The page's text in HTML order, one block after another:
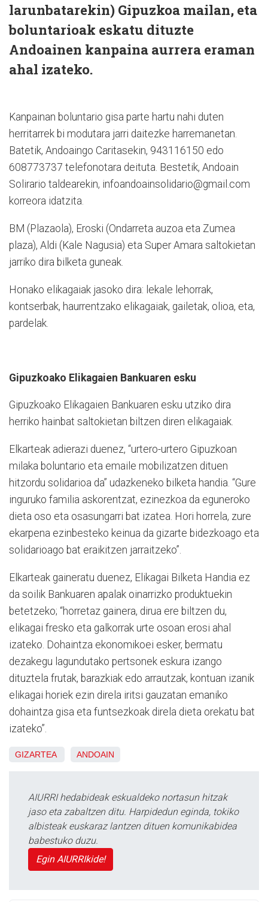
larunbatarekin) Gipuzkoa mailan, eta
boluntarioak eskatu dituzte
Andoainen kanpaina aurrera eraman
ahal izateko.
Kanpainan boluntario gisa parte hartu nahi duten
herritarrek bi modutara jarri daitezke harremanetan.
Batetik, Andoaingo Caritasekin, 943116150 edo
608773737 telefonotara deituta. Bestetik, Andoain
Solirario taldearekin, infoandoainsolidario@gmail.com
korreora idatzita.
BM (Plazaola), Eroski (Ondarreta auzoa eta Zumea
plaza), Aldi (Kale Nagusia) eta Super Amara saltokietan
jarriko dira bilketa guneak.
Honako elikagaiak jasoko dira: lekale lehorrak,
kontserbak, haurrentzako elikagaiak, gailetak, olioa, eta,
pardelak.
Gipuzkoako Elikagaien Bankuaren esku
Gipuzkoako Elikagaien Bankuaren esku utziko dira
herriko hainbat saltokietan biltzen diren elikagaiak.
Elkarteak adierazi duenez, “urtero-urtero Gipuzkoan
milaka boluntario eta emaile mobilizatzen dituen
hitzordu solidarioa da” udazkeneko bilketa handia. “Gure
inguruko familia askorentzat, ezinezkoa da eguneroko
dieta oso eta osasungarri bat izatea. Hori horrela, zure
ekarpena ezinbesteko keinua da gizarte bidezkoago eta
solidarioago bat eraikitzen jarraitzeko”.
Elkarteak gaineratu duenez, Elikagai Bilketa Handia ez
da soilik Bankuaren apalak oinarrizko produktuekin
betetzeko; “horretaz gainera, dirua ere biltzen du,
elikagai fresko eta galkorrak urte osoan erosi ahal
izateko. Dohaintza ekonomikoei esker, bermatu
dezakegu lagundutako pertsonek eskura izango
dituztela frutak, barazkiak edo arrautzak, kontuan izanik
elikagai horiek ezin direla iritsi gauzatan emaniko
dohaintza gisa eta funtsezkoak direla dieta orekatu bat
izateko”.
GIZARTEA ANDOAIN
AIURRI hedabideak eskualdeko nortasun hitzak
jaso eta zabaltzen ditu. Harpidedun eginda, tokiko
albisteak euskaraz lantzen dituen komunikabidea
babestuko duzu.
Egin AIURRIkide!